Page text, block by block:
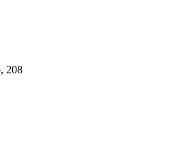
208